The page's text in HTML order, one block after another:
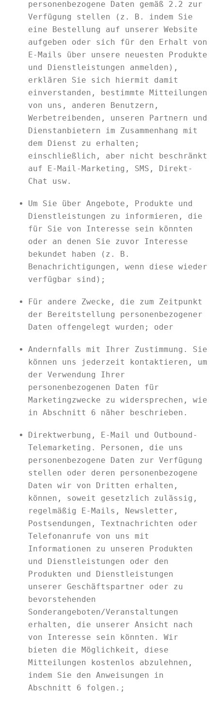
personenbezogene Daten gemäß 2.2 zur
Verfügung stellen (z. B. indem Sie
eine Bestellung auf unserer Website
aufgeben oder sich für den Erhalt von
E-Mails über unsere neuesten Produkte
und Dienstleistungen anmelden),
erklären Sie sich hiermit damit
einverstanden, bestimmte Mitteilungen
von uns, anderen Benutzern,
Werbetreibenden, unseren Partnern und
Dienstanbietern im Zusammenhang mit
dem Dienst zu erhalten;
einschließlich, aber nicht beschränkt
auf E-Mail-Marketing, SMS, Direkt-
Chat usw.
Um Sie über Angebote, Produkte und
Dienstleistungen zu informieren, die
für Sie von Interesse sein könnten
oder an denen Sie zuvor Interesse
bekundet haben (z. B.
Benachrichtigungen, wenn diese wieder
verfügbar sind);
Für andere Zwecke, die zum Zeitpunkt
der Bereitstellung personenbezogener
Daten offengelegt wurden; oder
Andernfalls mit Ihrer Zustimmung. Sie
können uns jederzeit kontaktieren, um
der Verwendung Ihrer
personenbezogenen Daten für
Marketingzwecke zu widersprechen, wie
in Abschnitt 6 näher beschrieben.
Direktwerbung, E-Mail und Outbound-
Telemarketing. Personen, die uns
personenbezogene Daten zur Verfügung
stellen oder deren personenbezogene
Daten wir von Dritten erhalten,
können, soweit gesetzlich zulässig,
regelmäßig E-Mails, Newsletter,
Postsendungen, Textnachrichten oder
Telefonanrufe von uns mit
Informationen zu unseren Produkten
und Dienstleistungen oder den
Produkten und Dienstleistungen
unserer Geschäftspartner oder zu
bevorstehenden
Sonderangeboten/Veranstaltungen
erhalten, die unserer Ansicht nach
von Interesse sein könnten. Wir
bieten die Möglichkeit, diese
Mitteilungen kostenlos abzulehnen,
indem Sie den Anweisungen in
Abschnitt 6 folgen.;